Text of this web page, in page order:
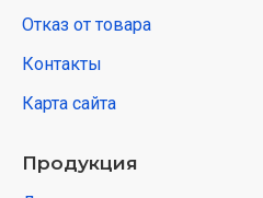
Отказ от товара
Контакты
Карта сайта
Продукция